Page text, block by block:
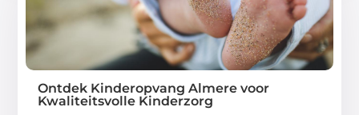
Ontdek Kinderopvang Almere voor
Kwaliteitsvolle Kinderzorg